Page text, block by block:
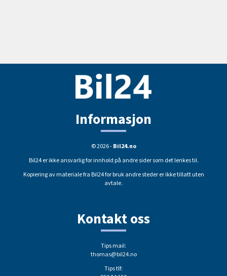
Informasjon
© 2026 -Bil24.no
Bil24 er ikke ansvarlig for innhold på andre sider som det lenkes til.
Kopiering av materiale fra Bil24 for bruk andre steder er ikke tillatt uten
avtale.
Kontakt oss
Tips mail:
thomas@bil24.no
Tips tlf: